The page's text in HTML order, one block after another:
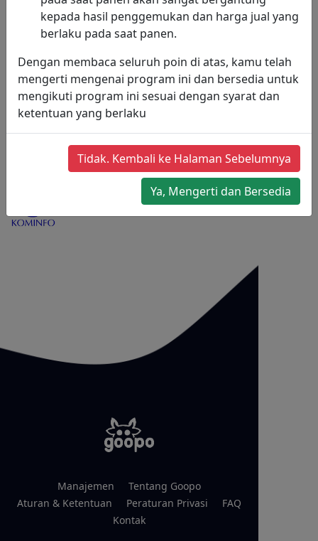
Belum ada penilaian
kepada hasil penggemukan dan harga jual yang
berlaku pada saat panen.
Dengan membaca seluruh poin di atas, kamu telah
mengerti mengenai program ini dan bersedia untuk
mengikuti program ini sesuai dengan syarat dan
ketentuan yang berlaku
Tidak. Kembali ke Halaman Sebelumnya
Ya, Mengerti dan Bersedia
Manajemen
Tentang Goopo
Aturan & Ketentuan
Peraturan Privasi
FAQ
Kontak